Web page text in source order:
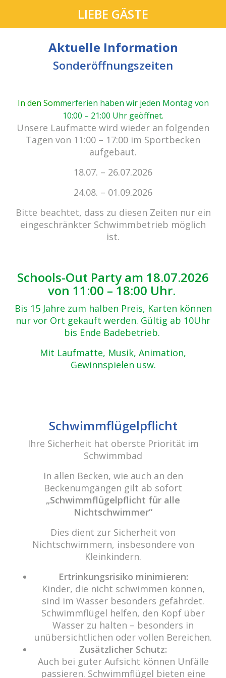
Kein Einlass bei Gewitter
zu den E-Tickets
Zurück zur Übersicht
Navigation
kerzenschwimmen 16.02.2017
cabrio Senden - das Bad
Bulderner Str. 15
48308 Senden
Tel.: 0049 (0) 2597 - 93 918 -10
Fax: 0049 (0) 2597 - 93 918 -29
info@cabriosenden.de
Wir freuen uns auf Sie!
Haben Sie Fragen? Wir kümmern uns drum!
Eine Nachricht schreiben
LIEBE GÄSTE
Aktuelle Information
Sonderöffnungszeiten
In den Sommerferien haben wir jeden Montag von
10:00 – 21:00 Uhr geöffnet.
Unsere Laufmatte wird wieder an folgenden
Tagen von 11:00 – 17:00 im Sportbecken
aufgebaut.
18.07. – 26.07.2026
24.08. – 01.09.2026
Bitte beachtet, dass zu diesen Zeiten nur ein
eingeschränkter Schwimmbetrieb möglich
ist.
Schools-Out Party am 18.07.2026
von 11:00 – 18:00 Uhr.
Bis 15 Jahre zum halben Preis, Karten können
nur vor Ort gekauft werden. Gültig ab 10Uhr
bis Ende Badebetrieb.
Mit Laufmatte, Musik, Animation,
Gewinnspielen usw.
Schwimmflügelpflicht
Ihre Sicherheit hat oberste Priorität im
Schwimmbad
In allen Becken, wie auch an den
Beckenumgängen gilt ab sofort
„Schwimmflügelpflicht für alle
Nichtschwimmer“
Dies dient zur Sicherheit von
Nichtschwimmern, insbesondere von
Kleinkindern.
Ertrinkungsrisiko minimieren:
Kinder, die nicht schwimmen können,
sind im Wasser besonders gefährdet.
Schwimmflügel helfen, den Kopf über
Wasser zu halten – besonders in
unübersichtlichen oder vollen Bereichen.
Zusätzlicher Schutz:
Auch bei guter Aufsicht können Unfälle
passieren. Schwimmflügel bieten eine